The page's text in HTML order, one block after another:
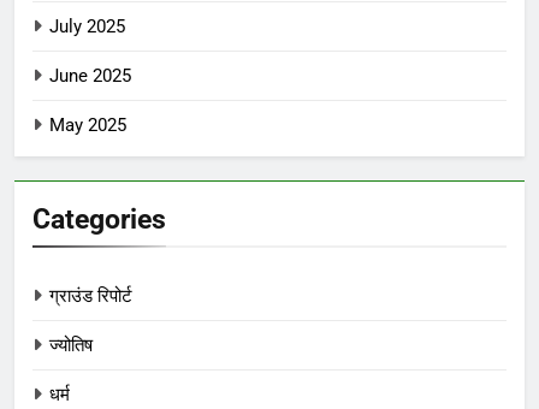
July 2025
June 2025
May 2025
Categories
ग्राउंड रिपोर्ट
ज्योतिष
धर्म